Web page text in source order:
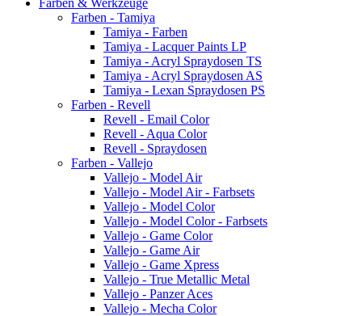
Farben & Werkzeuge
Farben - Tamiya
Tamiya - Farben
Tamiya - Lacquer Paints LP
Tamiya - Acryl Spraydosen TS
Tamiya - Acryl Spraydosen AS
Tamiya - Lexan Spraydosen PS
Farben - Revell
Revell - Email Color
Revell - Aqua Color
Revell - Spraydosen
Farben - Vallejo
Vallejo - Model Air
Vallejo - Model Air - Farbsets
Vallejo - Model Color
Vallejo - Model Color - Farbsets
Vallejo - Game Color
Vallejo - Game Air
Vallejo - Game Xpress
Vallejo - True Metallic Metal
Vallejo - Panzer Aces
Vallejo - Mecha Color